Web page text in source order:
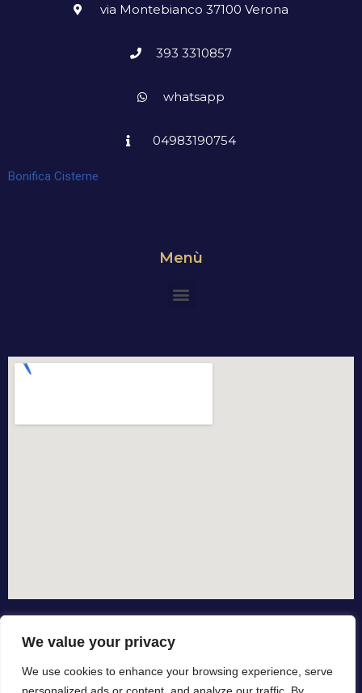
We value your privacy
We use cookies to enhance your browsing experience, serve
via Montebianco 37100 Verona
393 3310857
whatsapp
04983190754
Bonifica Cisterne
Menù